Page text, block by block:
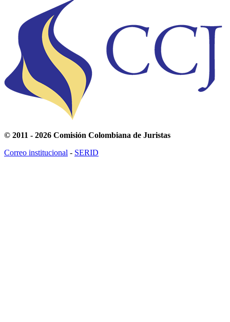
© 2011 - 2026 Comisión Colombiana de Juristas
Correo institucional - SERID